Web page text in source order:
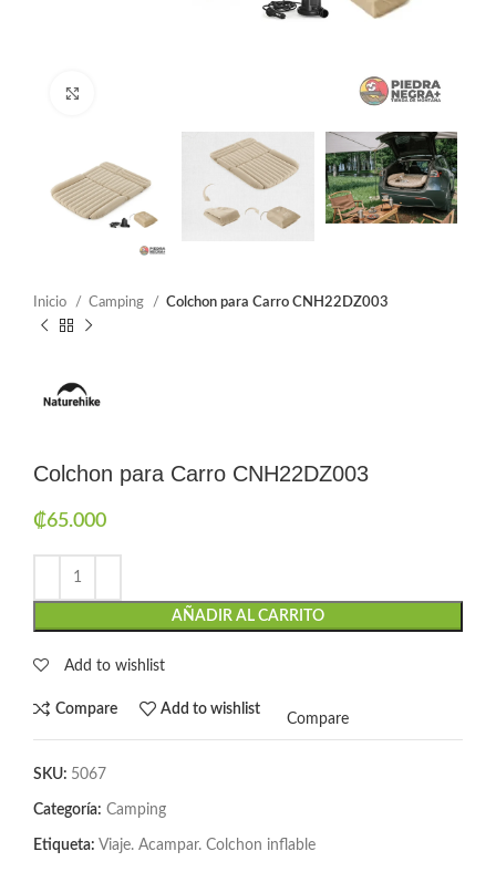
Inicio Camping Colchon para Carro CNH22DZ003
Colchon para Carro CNH22DZ003
₡65.000
AÑADIR AL CARRITO
Add to wishlist
Compare Add to wishlist
Compare
SKU: 5067
Categoría: Camping
Etiqueta: Viaje. Acampar. Colchon inflable